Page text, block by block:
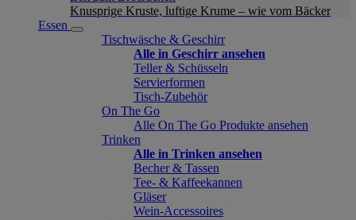
Knusprige Kruste, luftige Krume – wie vom Bäcker
Essen
Tischwäsche & Geschirr
Alle in Geschirr ansehen
Teller & Schüsseln
Servierformen
Tisch-Zubehör
On The Go
Alle On The Go Produkte ansehen
Trinken
Alle in Trinken ansehen
Becher & Tassen
Tee- & Kaffeekannen
Gläser
Wein-Accessoires